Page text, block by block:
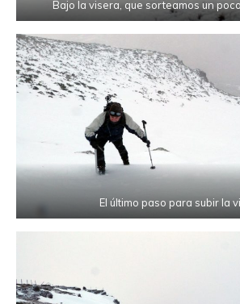
Bajo la visera, que sorteamos un
El último paso para subir la